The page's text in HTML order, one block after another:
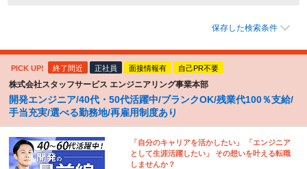
保存した検索条件
PICK UP! 終了間近 正社員 面接情報有 自己PR不要
株式会社スタッフサービス エンジニアリング事業本部
開発エンジニア/40代・50代活躍中/ブランクOK/残業代100％支給/
手当充実/選べる勤務地/再雇用制度あり
「自分のキャリアを活かしたい」 「エンジニア
として生涯活躍したい」 その想いを叶える転職
しませんか？